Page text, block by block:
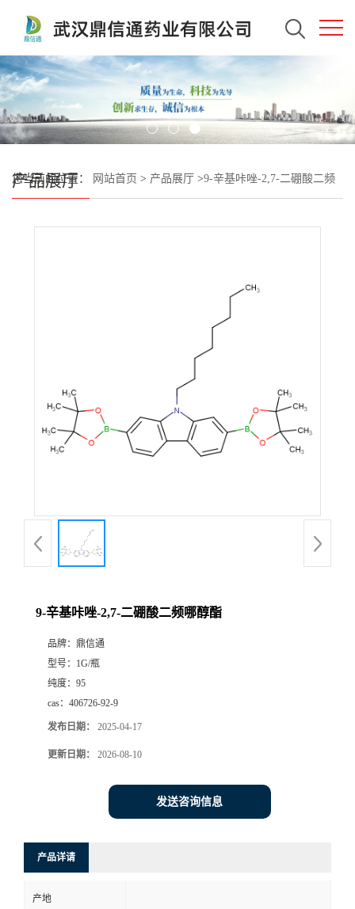
产品展厅
您当前的位置： 网站首页 > 产品展厅 >9-辛基咔唑-2,7-二硼酸二频
9-辛基咔唑-2,7-二硼酸二频哪醇酯
品牌： 鼎信通
型号： 1G/瓶
纯度： 95
cas： 406726-92-9
发布日期： 2025-04-17
更新日期： 2026-08-10
发送咨询信息
产品详请
产地